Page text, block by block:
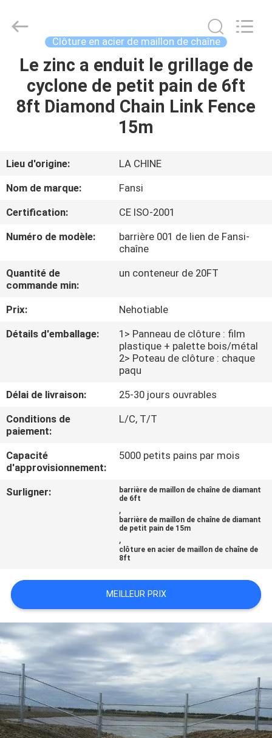
MAISON
PRODUITS
SUJET
DE
NOUS
VISITE
D'USINE
CONTRÔLE
QUALITÉ
NOUS
DEMANDEZ
UNE
CITATION
chaîne
Copyright
Reserved.
Developed
Clôture en acier de maillon de chaîne
Le zinc a enduit le grillage de
cyclone de petit pain de 6ft
8ft Diamond Chain Link Fence
15m
Lieu d'origine:
LA CHINE
Nom de marque:
Fansi
Certification:
CE ISO-2001
Numéro de modèle:
barrière 001 de lien de Fansi-
chaîne
Quantité de
commande min:
un conteneur de 20FT
Prix:
Nehotiable
Détails d'emballage:
1> Panneau de clôture : film
plastique + palette bois/métal
2> Poteau de clôture : chaque
paqu
Délai de livraison:
25-30 jours ouvrables
Conditions de
paiement:
L/C, T/T
Capacité
d'approvisionnement:
5000 petits pains par mois
Surligner:
barrière de maillon de chaîne de diamant
de 6ft
,
barrière de maillon de chaîne de diamant
de petit pain de 15m
,
clôture en acier de maillon de chaîne de
8ft
MEILLEUR PRIX